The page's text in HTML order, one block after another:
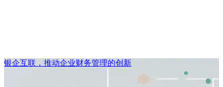
银企互联，推动企业财务管理的创新